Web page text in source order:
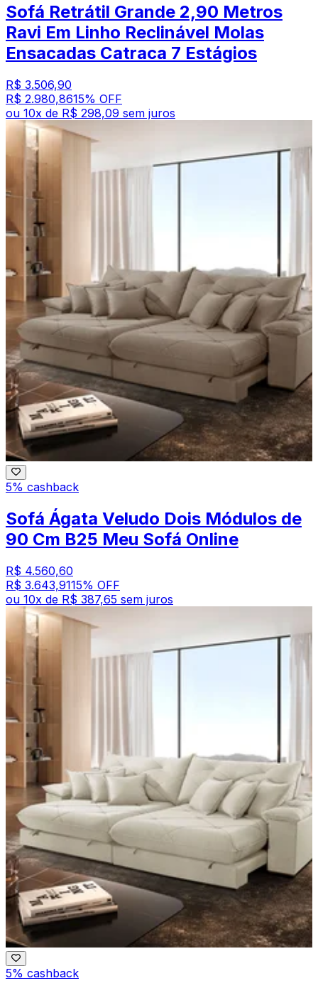
Sofá Retrátil Grande 2,90 Metros
Ravi Em Linho Reclinável Molas
Ensacadas Catraca 7 Estágios
R$ 3.506,90
R$ 2.980,8615% OFF
ou 10x de R$ 298,09 sem juros
5% cashback
Sofá Ágata Veludo Dois Módulos de
90 Cm B25 Meu Sofá Online
R$ 4.560,60
R$ 3.643,9115% OFF
ou 10x de R$ 387,65 sem juros
5% cashback